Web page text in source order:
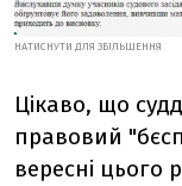
НАТИСНУТИ ДЛЯ ЗБІЛЬШЕННЯ
Цікаво, що
правовий
вересні цього